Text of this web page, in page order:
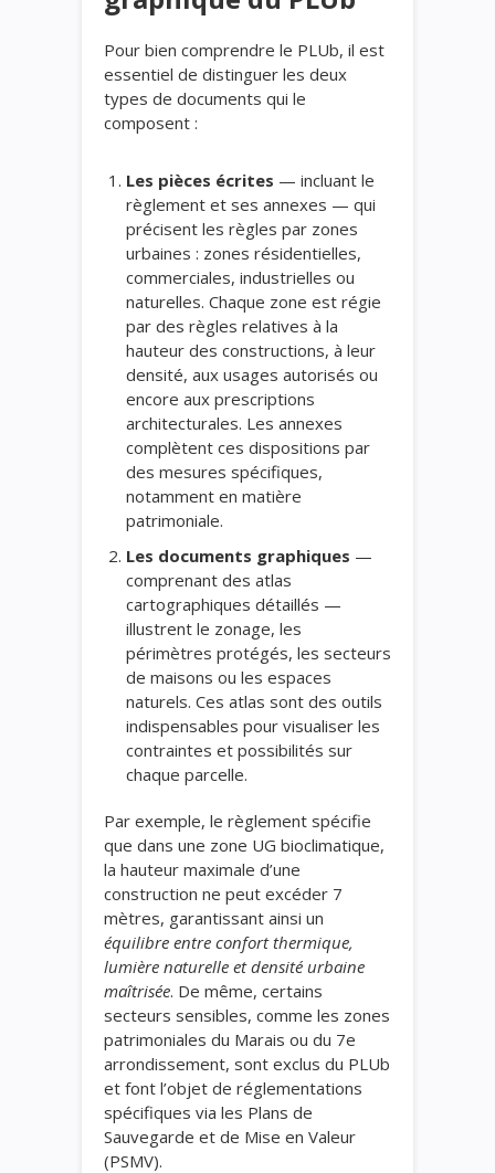
Pour bien comprendre le PLUb, il est
essentiel de distinguer les deux
types de documents qui le
composent :
Les pièces écrites — incluant le
règlement et ses annexes — qui
précisent les règles par zones
urbaines : zones résidentielles,
commerciales, industrielles ou
naturelles. Chaque zone est régie
par des règles relatives à la
hauteur des constructions, à leur
densité, aux usages autorisés ou
encore aux prescriptions
architecturales. Les annexes
complètent ces dispositions par
des mesures spécifiques,
notamment en matière
patrimoniale.
Les documents graphiques —
comprenant des atlas
cartographiques détaillés —
illustrent le zonage, les
périmètres protégés, les secteurs
de maisons ou les espaces
naturels. Ces atlas sont des outils
indispensables pour visualiser les
contraintes et possibilités sur
chaque parcelle.
Par exemple, le règlement spécifie
que dans une zone UG bioclimatique,
la hauteur maximale d’une
construction ne peut excéder 7
mètres, garantissant ainsi un
équilibre entre confort thermique,
lumière naturelle et densité urbaine
maîtrisée. De même, certains
secteurs sensibles, comme les zones
patrimoniales du Marais ou du 7e
arrondissement, sont exclus du PLUb
et font l’objet de réglementations
spécifiques via les Plans de
Sauvegarde et de Mise en Valeur
(PSMV).